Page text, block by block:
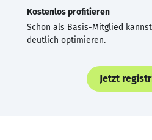
Kostenlos profitieren
Schon als Basis-Mitglied
deutlich optimieren.
Jetzt